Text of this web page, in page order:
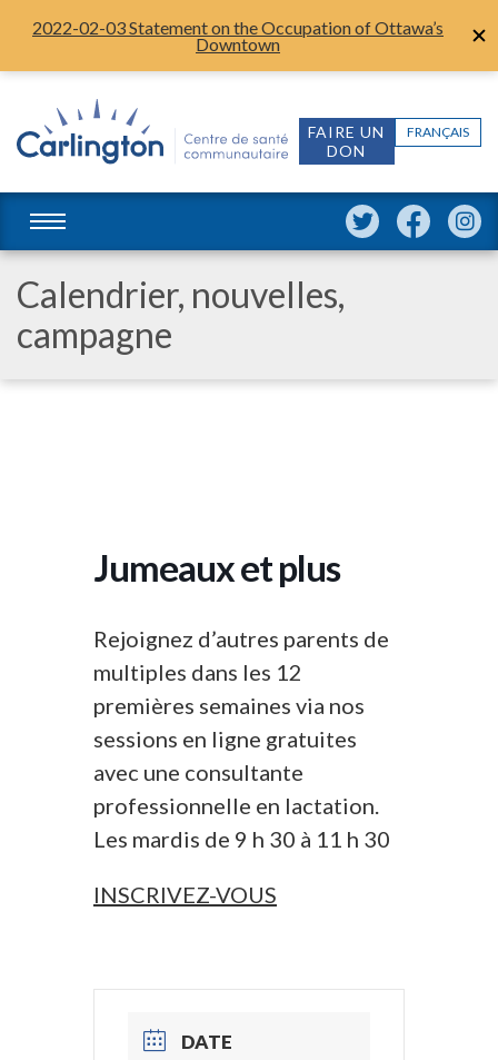
2022-02-03 Statement on the Occupation of Ottawa’s
Downtown
FRANÇAIS
FAIRE UN
DON
Calendrier, nouvelles,
campagne
Jumeaux et plus
Rejoignez d’autres parents de
multiples dans les 12
premières semaines via nos
sessions en ligne gratuites
avec une consultante
professionnelle en lactation.
Les mardis de 9 h 30 à 11 h 30
INSCRIVEZ-VOUS
DATE